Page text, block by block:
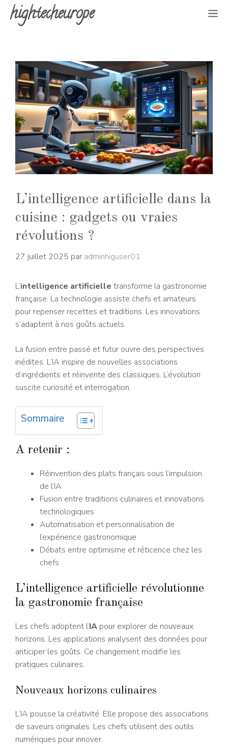
Allerhightecheurope
L’intelligence artificielle dans la
cuisine : gadgets ou vraies
révolutions ?
27 juillet 2025 par adminhiguser01
L’intelligence artificielle transforme la gastronomie
française. La technologie assiste chefs et amateurs
pour repenser recettes et traditions. Les innovations
s’adaptent à nos goûts actuels.
La fusion entre passé et futur ouvre des perspectives
inédites. L’IA inspire de nouvelles associations
d’ingrédients et réinvente des classiques. L’évolution
suscite curiosité et interrogation.
Sommaire
A retenir :
Réinvention des plats français sous l’impulsion
de l’IA
Fusion entre traditions culinaires et innovations
technologiques
Automatisation et personnalisation de
l’expérience gastronomique
Débats entre optimisme et réticence chez les
chefs
L’intelligence artificielle révolutionne
la gastronomie française
Les chefs adoptent l’IA pour explorer de nouveaux
horizons. Les applications analysent des données pour
anticiper les goûts. Ce changement modifie les
pratiques culinaires.
Nouveaux horizons culinaires
L’IA pousse la créativité. Elle propose des associations
de saveurs originales. Les chefs utilisent des outils
numériques pour innover.